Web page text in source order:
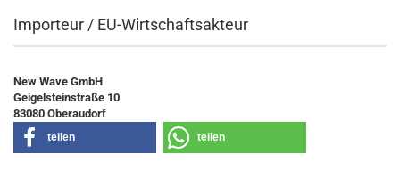
Importeur / EU-Wirtschaftsakteur
New Wave GmbH
Geigelsteinstraße 10
83080 Oberaudorf
teilen teilen